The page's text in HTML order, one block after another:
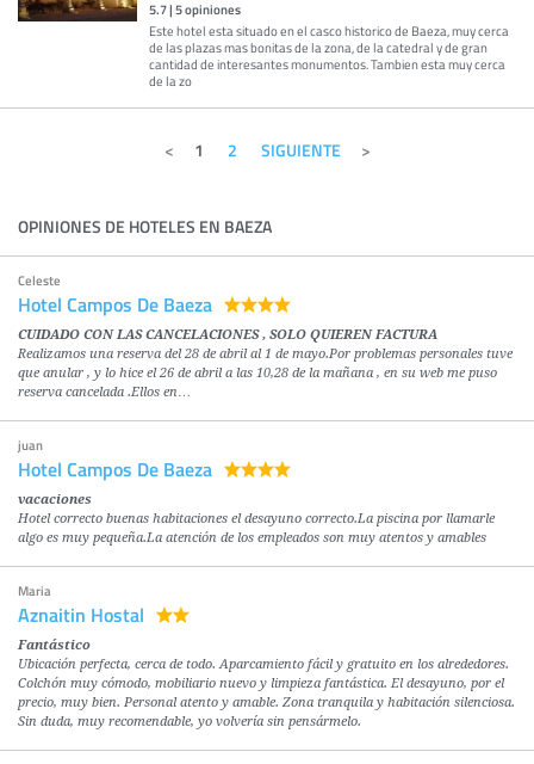
5.7|5opiniones
Este hotel esta situado en el casco historico de Baeza, muy cerca
de las plazas mas bonitas de la zona, de la catedral y de gran
cantidad de interesantes monumentos. Tambien esta muy cerca
de la zo
1 2 SIGUIENTE
OPINIONES DE HOTELES EN BAEZA
Celeste
Hotel Campos De Baeza
CUIDADO CON LAS CANCELACIONES , SOLO QUIEREN FACTURA
Realizamos una reserva del 28 de abril al 1 de mayo.Por problemas personales tuve
que anular , y lo hice el 26 de abril a las 10,28 de la mañana , en su web me puso
reserva cancelada .Ellos en…
juan
Hotel Campos De Baeza
vacaciones
Hotel correcto buenas habitaciones el desayuno correcto.La piscina por llamarle
algo es muy pequeña.La atención de los empleados son muy atentos y amables
Maria
Aznaitin Hostal
Fantástico
Ubicación perfecta, cerca de todo. Aparcamiento fácil y gratuito en los alrededores.
Colchón muy cómodo, mobiliario nuevo y limpieza fantástica. El desayuno, por el
precio, muy bien. Personal atento y amable. Zona tranquila y habitación silenciosa.
Sin duda, muy recomendable, yo volvería sin pensármelo.